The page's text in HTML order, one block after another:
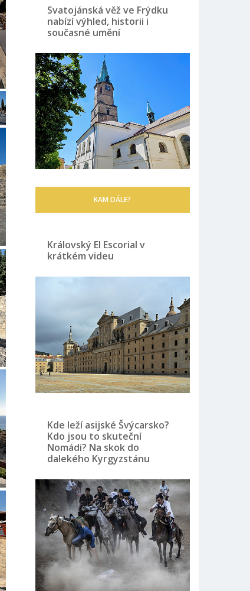
Svatojánská věž ve Frýdku
nabízí výhled, historii i
současné umění
KAM DÁLE?
Královský El Escorial v
krátkém videu
Kde leží asijské Švýcarsko?
Kdo jsou to skuteční
Nomádi? Na skok do
dalekého Kyrgyzstánu